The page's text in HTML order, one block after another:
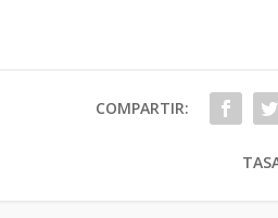
COMPARTIR: